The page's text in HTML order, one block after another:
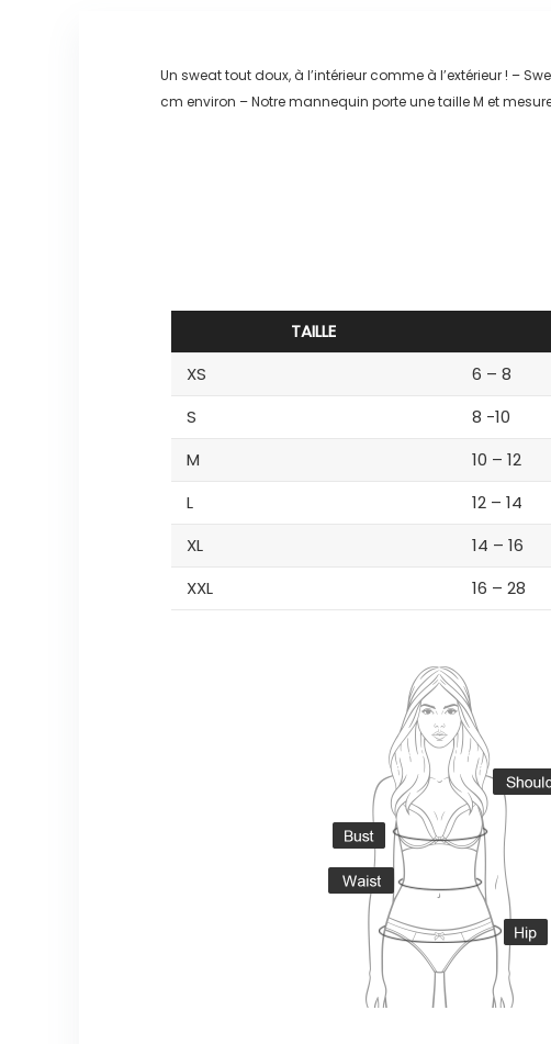
Un sweat tout doux, à l’intérieur comme à l’extérieur ! –
cm environ – Notre mannequin porte une taille M et
TAILLE
XS
6 – 8
S
8 -10
M
10 – 12
L
12 – 14
XL
14 – 16
XXL
16 – 28